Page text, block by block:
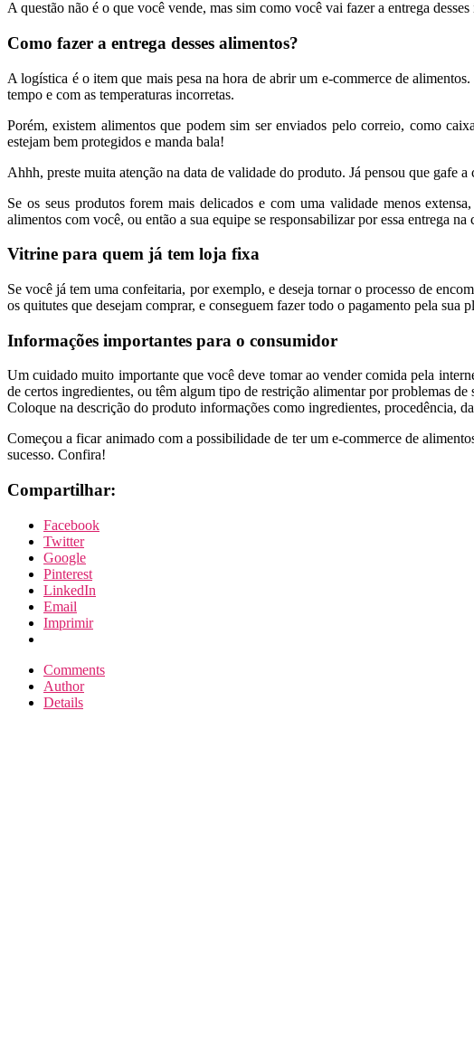
A questão não é o que você vende, mas sim como você vai fazer a entrega desses
Como fazer a entrega desses alimentos?
A logística é o item que mais pesa na hora de abrir um e-commerce de
tempo e com as temperaturas incorretas.
Porém, existem alimentos que podem sim ser enviados pelo correio, como
estejam bem protegidos e manda bala!
Ahhh, preste muita atenção na data de validade do produto. Já pensou que gafe
Se os seus produtos forem mais delicados e com uma validade menos
alimentos com você, ou então a sua equipe se responsabilizar por essa entrega na
Vitrine para quem já tem loja fixa
Se você já tem uma confeitaria, por exemplo, e deseja tornar o processo de
os quitutes que desejam comprar, e conseguem fazer todo o pagamento pela
Informações importantes para o consumidor
Um cuidado muito importante que você deve tomar ao vender comida pela
de certos ingredientes, ou têm algum tipo de restrição alimentar por problemas de
Coloque na descrição do produto informações como ingredientes, procedência,
Começou a ficar animado com a possibilidade de ter um e-commerce de
sucesso. Confira!
Compartilhar:
Facebook
Twitter
Google
Pinterest
LinkedIn
Email
Imprimir
Comments
Author
Details